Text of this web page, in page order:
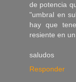
de potencia
"umbral en
hay que
resiente en
saludos
Responder